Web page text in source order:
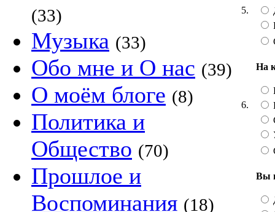
(33)
Музыка (33)
Обо мне и О нас (39)
О моём блоге (8)
Политика и
Общество (70)
Прошлое и
Воспоминания (18)
5.
6.
На
Вы